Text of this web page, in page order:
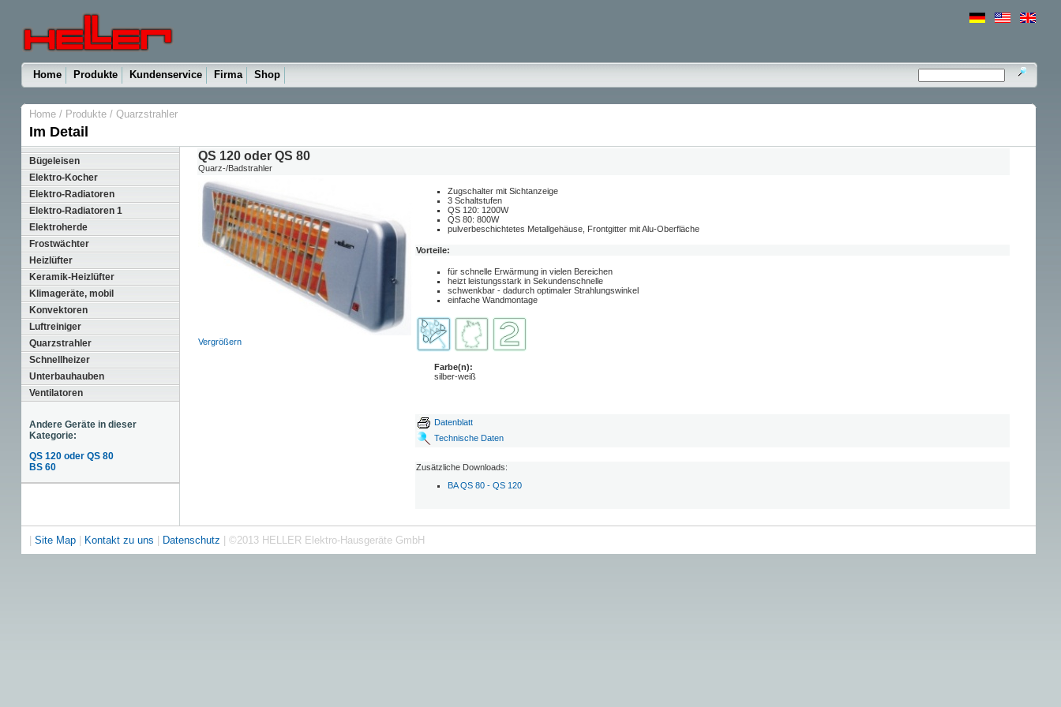
Home Produkte Kundenservice Firma Shop
Home / Produkte / Quarzstrahler
Im Detail
Bügeleisen
Elektro-Kocher
Elektro-Radiatoren
Elektro-Radiatoren 1
Elektroherde
Frostwächter
Heizlüfter
Keramik-Heizlüfter
Klimageräte, mobil
Konvektoren
Luftreiniger
Quarzstrahler
Schnellheizer
Unterbauhauben
Ventilatoren
Andere Geräte in dieser
Kategorie:
QS 120 oder QS 80
BS 60
QS 120 oder QS 80
Quarz-/Badstrahler
Vergrößern
Zugschalter mit Sichtanzeige
3 Schaltstufen
QS 120: 1200W
QS 80: 800W
pulverbeschichtetes Metallgehäuse, Frontgitter mit Alu-Oberfläche
Vorteile:
für schnelle Erwärmung in vielen Bereichen
heizt leistungsstark in Sekundenschnelle
schwenkbar - dadurch optimaler Strahlungswinkel
einfache Wandmontage
Farbe(n):
silber-weiß
Datenblatt
Technische Daten
Zusätzliche Downloads:
BA QS 80 - QS 120
Site Map| Kontakt zu uns Datenschutz | ©2013 HELLER Elektro-Hausgeräte GmbH